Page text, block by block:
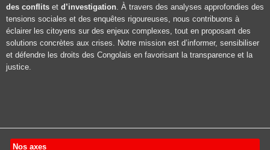
des conflits et d’investigation. À travers des analyses approfondies des
tensions sociales et des enquêtes rigoureuses, nous contribuons à
éclairer les citoyens sur des enjeux complexes, tout en proposant des
solutions concrètes aux crises. Notre mission est d’informer, sensibiliser
et défendre les droits des Congolais en favorisant la transparence et la
justice.
Nos axes